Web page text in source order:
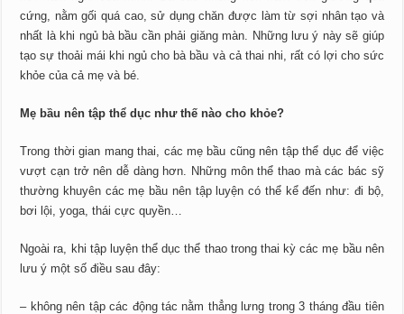
cứng, nằm gối quá cao, sử dụng chăn được làm từ sợi nhân tạo và
nhất là khi ngủ bà bầu cần phải giăng màn. Những lưu ý này sẽ giúp
tạo sự thoải mái khi ngủ cho bà bầu và cả thai nhi, rất có lợi cho sức
khỏe của cả mẹ và bé.
Mẹ bầu nên tập thể dục như thế nào cho khỏe?
Trong thời gian mang thai, các mẹ bầu cũng nên tập thể dục để việc
vượt cạn trở nên dễ dàng hơn. Những môn thể thao mà các bác sỹ
thường khuyên các mẹ bầu nên tập luyện có thể kể đến như: đi bộ,
bơi lội, yoga, thái cực quyền…
Ngoài ra, khi tập luyện thể dục thể thao trong thai kỳ các mẹ bầu nên
lưu ý một số điều sau đây:
– không nên tập các động tác nằm thẳng lưng trong 3 tháng đầu tiên